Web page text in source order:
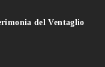
del Ventaglio